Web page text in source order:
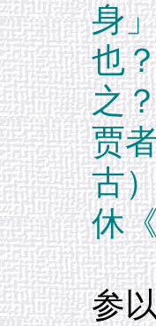
身
也
之
贾
古
休
参